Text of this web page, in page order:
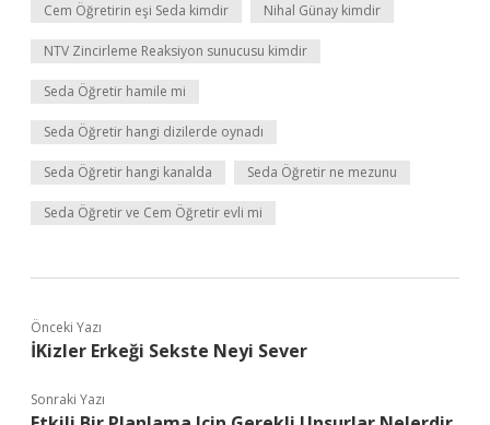
Cem Öğretirin eşi Seda kimdir Nihal Günay kimdir
NTV Zincirleme Reaksiyon sunucusu kimdir
Seda Öğretir hamile mi
Seda Öğretir hangi dizilerde oynadı
Seda Öğretir hangi kanalda Seda Öğretir ne mezunu
Seda Öğretir ve Cem Öğretir evli mi
Önceki Yazı
İKizler Erkeği Sekste Neyi Sever
Sonraki Yazı